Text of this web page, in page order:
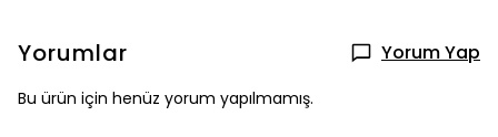
Yorumlar Yorum Yap
Bu ürün için henüz yorum yapılmamış.